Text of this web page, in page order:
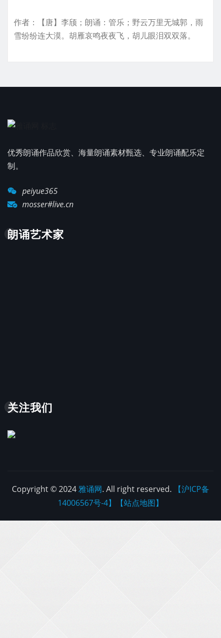
作者：【唐】李颀；朗诵：管乐；野云万里无城郭，雨
雪纷纷连大漠。胡雁哀鸣夜夜飞，胡儿眼泪双双落。
优秀朗诵作品欣赏、海量朗诵素材甄选、专业朗诵配乐定
制。
peiyue365
mosser#live.cn
朗诵艺术家
关注我们
Copyright © 2024雅诵网. All right reserved.
【沪ICP备
14006567号-4】
【站点地图】